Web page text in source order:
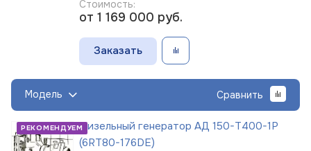
Стоимость:
от 1 169 000 руб.
Заказать
Модель Сравнить
РЕКОМЕНДУЕМДизельный генератор АД 150-Т400-1Р
(6RT80-176DE)